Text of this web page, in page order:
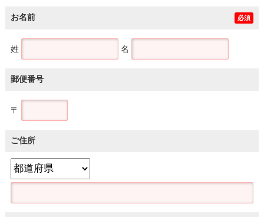
お名前 必須
姓 名
郵便番号
〒
ご住所